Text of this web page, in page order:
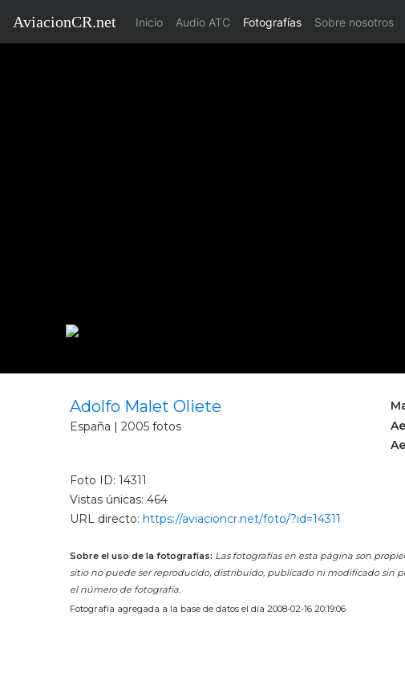
AviacionCR.net Inicio(current)
Audio ATC Fotografías Sobre nosotros
Adolfo Malet Oliete
España | 2005 fotos
Foto ID: 14311
Vistas únicas: 464
URL directo: https://aviacioncr.net/foto/?id=14311
Sobre el uso de la fotografías: Las fotografías en esta página son
sitio no puede ser reproducido, distribuido, publicado ni modificado sin
el número de fotografía.
Fotografía agregada a la base de datos el día 2008-02-16 20:19:06